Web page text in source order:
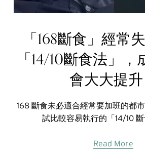
「168斷食」經常
「14/10斷食法」
會大大提升
168 斷食未必適合經常要加班的都
試比較容易執行的「14/10 斷
Read More